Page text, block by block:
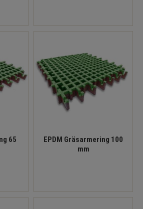
65
EPDM Gräsarmering 100
mm